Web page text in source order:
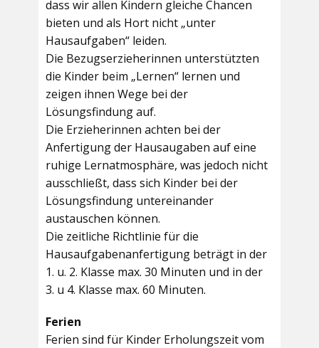
dass wir allen Kindern gleiche Chancen
bieten und als Hort nicht „unter
Hausaufgaben“ leiden.
Die Bezugserzieherinnen unterstützten
die Kinder beim „Lernen“ lernen und
zeigen ihnen Wege bei der
Lösungsfindung auf.
Die Erzieherinnen achten bei der
Anfertigung der Hausaugaben auf eine
ruhige Lernatmosphäre, was jedoch nicht
ausschließt, dass sich Kinder bei der
Lösungsfindung untereinander
austauschen können.
Die zeitliche Richtlinie für die
Hausaufgabenanfertigung beträgt in der
1. u. 2. Klasse max. 30 Minuten und in der
3. u 4. Klasse max. 60 Minuten.
Ferien
Ferien sind für Kinder Erholungszeit vom